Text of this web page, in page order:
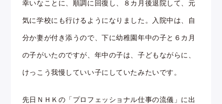
幸いなことに、順調に回復し、８カ月後退院して、元
気に学校にも行けるようになりました。入院中は、自
分か妻が付き添うので、下に幼稚園年中の子と６カ月
の子がいたのですが、年中の子は、子どもながらに、
けっこう我慢していい子にしていたみたいです。
先日ＮＨＫの「プロフェッショナル仕事の流儀」に出